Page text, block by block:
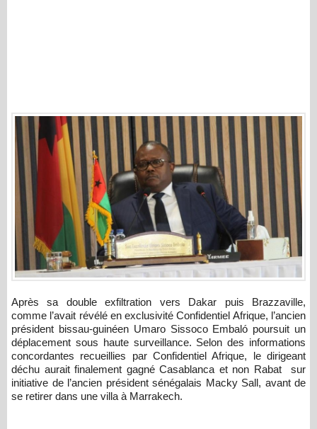
Après sa double exfiltration vers Dakar puis Brazzaville,
comme l’avait révélé en exclusivité Confidentiel Afrique, l’ancien
président bissau-guinéen Umaro Sissoco Embaló poursuit un
déplacement sous haute surveillance. Selon des informations
concordantes recueillies par Confidentiel Afrique, le dirigeant
déchu aurait finalement gagné Casablanca et non Rabat sur
initiative de l’ancien président sénégalais Macky Sall, avant de
se retirer dans une villa à Marrakech.